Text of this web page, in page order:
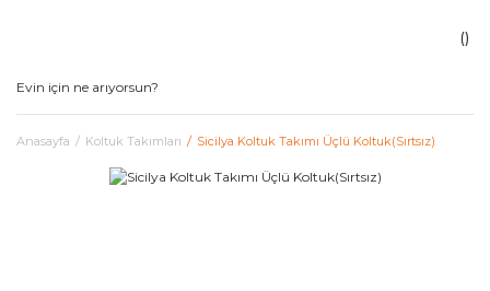
Anasayfa Koltuk Takımları Sicilya Koltuk Takımı Üçlü Koltuk(Sırtsız)